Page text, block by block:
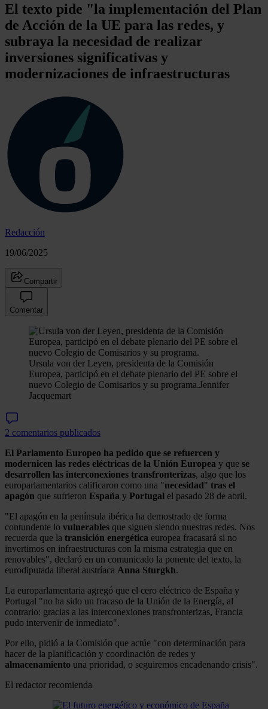
El texto pide "la implementación del Plan
de Acción de la UE para las redes, y
subraya la necesidad de realizar
inversiones significativas y
modernizaciones de infraestructuras
Redacción
19/06/2025
Compartir
Comentar
Ursula von der Leyen, presidenta de la Comisión
Europea, participó en el debate plenario del PE sobre el
nuevo Colegio de Comisarios y su programa.Jennifer
Jacquemart
2 comentarios publicados
El Parlamento Europeo ha pedido que se refuercen y
modernicen las redes eléctricas de la Unión Europea y que se
desarrollen las interconexiones transfronterizas, algo que los
europarlamentarios calificaron como una "necesidad" tras el
apagón que sufrieron España y Portugal el pasado 28 de abril.
"El apagón en la península ibérica ha demostrado de forma
contundente lo vulnerables que siguen siendo nuestras redes. Nos
recuerda que la transición energética europea fracasará si no
invertimos en infraestructuras con la misma estrategia que en
renovables", declaró en un comunicado la ponente del texto, la
eurodiputada liberal austríaca Anna Sturgkh.
La europarlamentaria agregó que el cero eléctrico de España y
Portugal "no ha sido un fracaso de la Unión de la Energía, al
contrario: gracias a las interconexiones transfronterizas, Francia
pudo intervenir de inmediato".
Por ello, pidió a la Comisión que actúe "con determinación para
hacer de la planificación y coordinación de redes y
almacenamiento una prioridad, o seguiremos encadenando crisis".
El redactor recomienda